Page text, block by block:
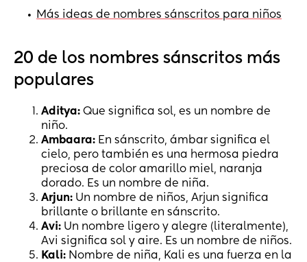
• Más ideas de nombres sánscritos para niños
20 de los nombres sánscritos más
populares
Aditya: Que significa sol, es un nombre de
niño.
Ambaara: En sánscrito, ámbar significa el
cielo, pero también es una hermosa piedra
preciosa de color amarillo miel, naranja
dorado. Es un nombre de niña.
Arjun: Un nombre de niños, Arjun significa
brillante o brillante en sánscrito.
Avi: Un nombre ligero y alegre (literalmente),
Avi significa sol y aire. Es un nombre de niños.
Kali: Nombre de niña, Kali es una fuerza en la